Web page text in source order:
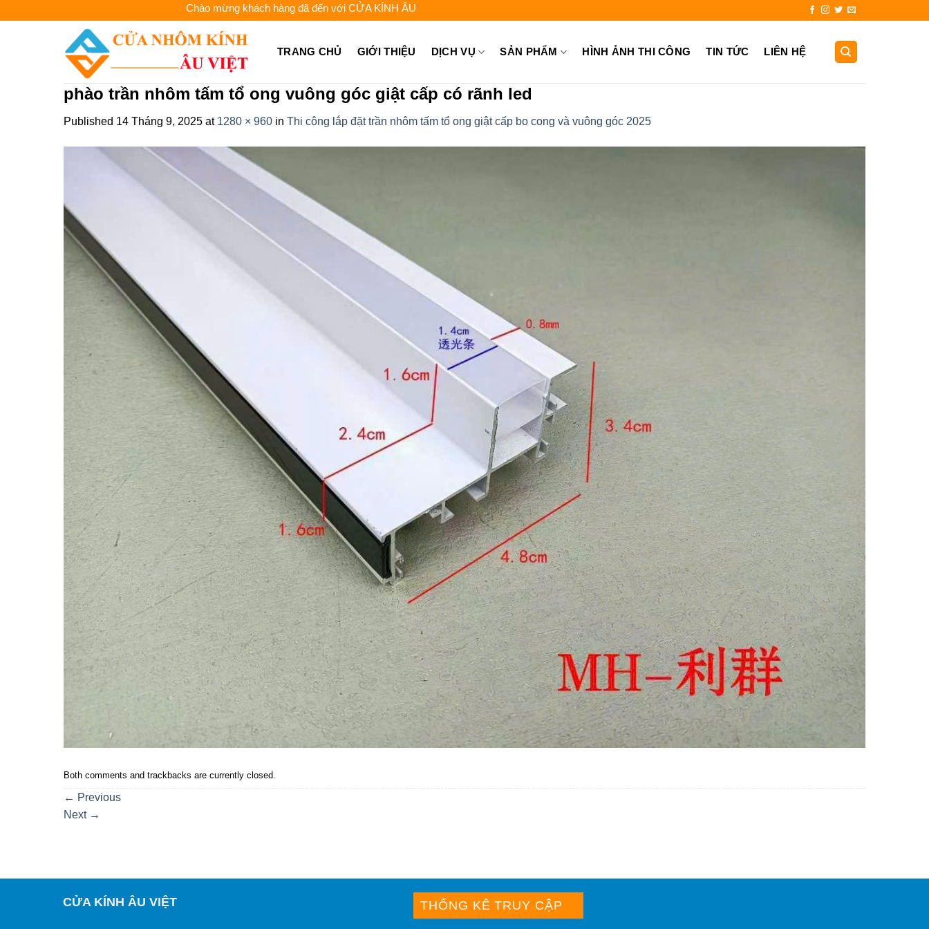
Chào mừng khách hàng đã đến với CỬA KÍNH ÂU VIỆT - Liên hệ để được tư vấn: 0962.744.448 - 0931.725.999
TRANG CHỦ GIỚI THIỆU DỊCH VỤ SẢN PHẨM HÌNH ẢNH THI CÔNG TIN TỨC LIÊN HỆ
phào trần nhôm tấm tổ ong vuông góc giật cấp có rãnh led
Published 14 Tháng 9, 2025 at 1280 × 960 in Thi công lắp đặt trần nhôm tấm tổ ong giật cấp bo cong và vuông góc 2025
Both comments and trackbacks are currently closed.
← Previous
Next →
CỬA KÍNH ÂU VIỆT THỐNG KÊ TRUY CẬP